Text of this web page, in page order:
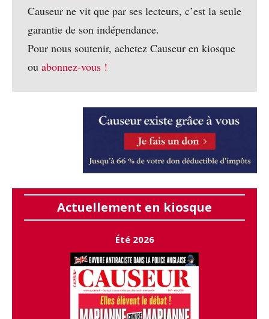
Causeur ne vit que par ses lecteurs, c’est la seule
garantie de son indépendance.
Pour nous soutenir, achetez Causeur en kiosque
ou abonnez-vous !
Actuellement en kiosque
Été 2026